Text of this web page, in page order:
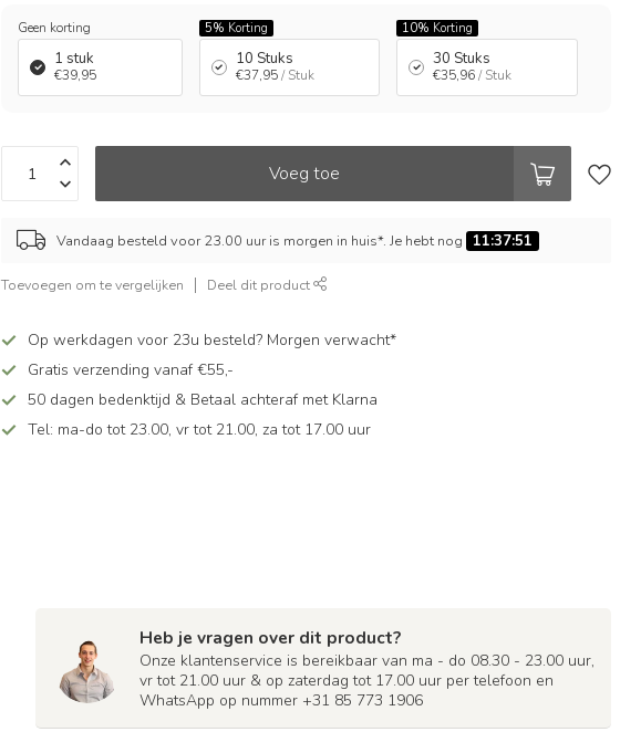
Geen korting
1 stuk
€39,95
5% Korting
10 Stuks
€37,95 / Stuk
10% Korting
30 Stuks
€35,96 / Stuk
Voeg toe
Vandaag besteld voor 23.00 uur is morgen in huis*. Je hebt nog 11:37:50
Toevoegen om te vergelijken Deel dit product
Op werkdagen voor 23u besteld? Morgen verwacht*
Gratis verzending vanaf €55,-
50 dagen bedenktijd & Betaal achteraf met Klarna
Tel: ma-do tot 23.00, vr tot 21.00, za tot 17.00 uur
Heb je vragen over dit product?
Onze klantenservice is bereikbaar van ma - do 08.30 - 23.00 uur,
vr tot 21.00 uur & op zaterdag tot 17.00 uur per telefoon en
WhatsApp op nummer +31 85 773 1906